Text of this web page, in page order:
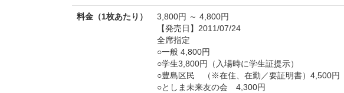
料金（1枚あたり）
3,800円 ～ 4,800円
【発売日】2011/07/24
全席指定
○一般 4,800円
○学生3,800円（入場時に学生証提示）
○豊島区民 （※在住、在勤／要証明書）4,500円
○としま未来友の会 4,300円